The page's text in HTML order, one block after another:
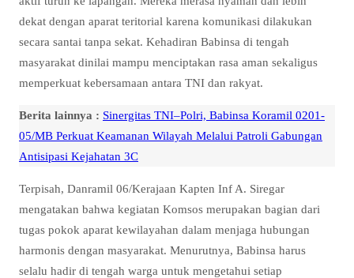
dekat dengan aparat teritorial karena komunikasi dilakukan
secara santai tanpa sekat. Kehadiran Babinsa di tengah
masyarakat dinilai mampu menciptakan rasa aman sekaligus
memperkuat kebersamaan antara TNI dan rakyat.
Berita lainnya : Sinergitas TNI–Polri, Babinsa Koramil 0201-
05/MB Perkuat Keamanan Wilayah Melalui Patroli Gabungan
Antisipasi Kejahatan 3C
Terpisah, Danramil 06/Kerajaan Kapten Inf A. Siregar
mengatakan bahwa kegiatan Komsos merupakan bagian dari
tugas pokok aparat kewilayahan dalam menjaga hubungan
harmonis dengan masyarakat. Menurutnya, Babinsa harus
selalu hadir di tengah warga untuk mengetahui setiap